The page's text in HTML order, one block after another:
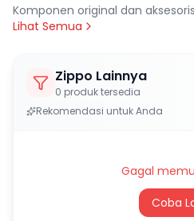
Komponen original dan
Lihat Semua
Zippo Lainnya
0 produk tersedia
Rekomendasi untuk Anda
Gagal
Coba